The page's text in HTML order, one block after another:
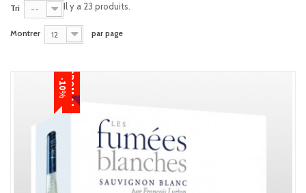
Tri --
Montrer 12 par page
Il y a 23 produits.
PROMO !
-10%